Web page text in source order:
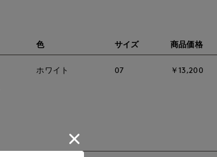
色 サイズ 商品価格
ホワイト 07 ￥13,200